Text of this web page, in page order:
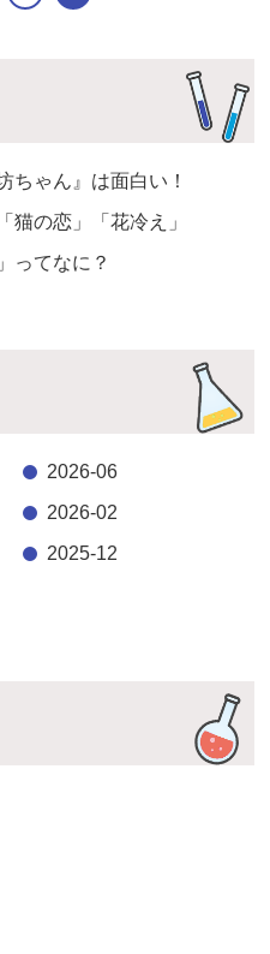
ちゃん』は面白い！
猫の恋」「花冷え」
ってなに？
2026-06
2026-02
2025-12